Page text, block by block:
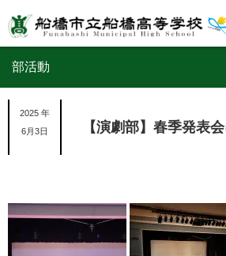
部活動
2025 年
6月3日
【演劇部】春季発表